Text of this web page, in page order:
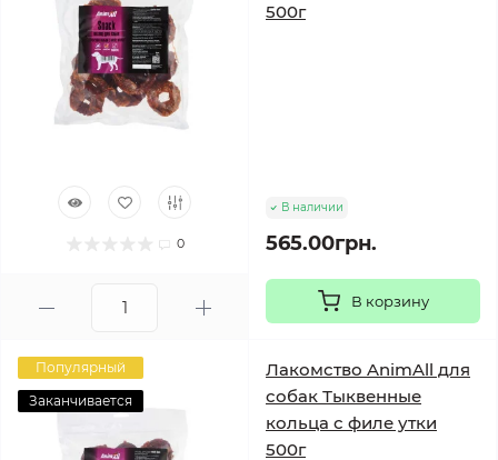
0
500г
В наличии
565.00грн.
В корзину
Популярный
Заканчивается
Лакомство AnimAll для
собак Тыквенные
кольца с филе утки
500г